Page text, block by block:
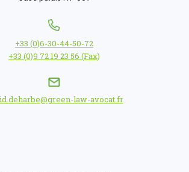
+33 (0)6-30-44-50-72
+33 (0)9 72 19 23 56 (Fax)
law-avocat.fr